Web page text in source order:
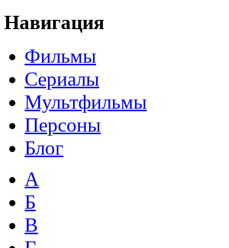
Навигация
Фильмы
Сериалы
Мультфильмы
Персоны
Блог
А
Б
В